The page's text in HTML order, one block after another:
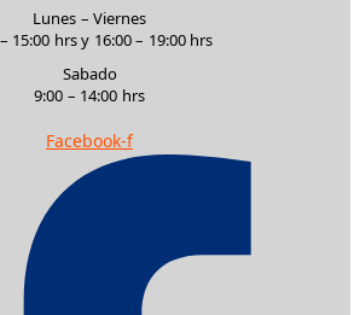
Lunes – Viernes
15:00 hrs y 16:00 – 19:00 hrs
Sabado
9:00 – 14:00 hrs
Facebook-f